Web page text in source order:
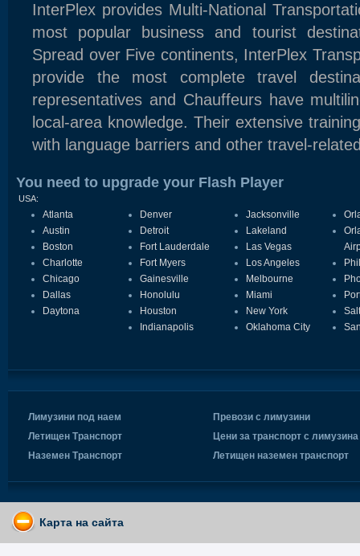
InterPlex provides Multi-National
most popular business and tourist
Spread over Five continents, InterPlex
provide the most complete travel
representatives and Chauffeurs have
local-area knowledge. Their extensive
with language barriers and other travel-
You need to upgrade your Flash Player
USA:
Atlanta
Austin
Boston
Charlotte
Chicago
Dallas
Daytona
Denver
Detroit
Fort Lauderdale
Fort Myers
Gainesville
Honolulu
Houston
Indianapolis
Jacksonville
Lakeland
Las Vegas
Los Angeles
Melbourne
Miami
New York
Oklahoma City
Лимузини под наем
Летищен Транспорт
Наземен Транспорт
Превози с лимузини
Цени за транспорт с лимузина
Летищен наземен транспорт
Карта на сайта